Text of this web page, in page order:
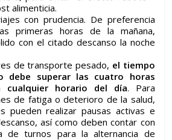
alimenticia.
con prudencia. De preferencia
primeras horas de la mañana,
con el citado descanso la noche
de transporte pesado, el tiempo
debe superar las cuatro horas
cualquier horario del día. Para
de fatiga o deterioro de la salud,
pueden realizar pausas activas e
así como deben contar con
de turnos para la alternancia de